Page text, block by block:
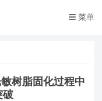
菜单
树脂固化过程中
破